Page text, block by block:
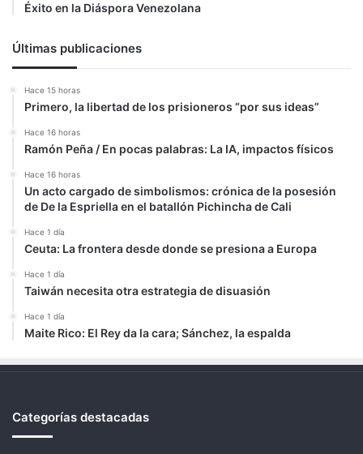
Éxito en la Diáspora Venezolana
Últimas publicaciones
Hace 15 horas
Primero, la libertad de los prisioneros “por sus ideas”
Hace 16 horas
Ramón Peña / En pocas palabras: La IA, impactos físicos
Hace 16 horas
Un acto cargado de simbolismos: crónica de la posesión
de De la Espriella en el batallón Pichincha de Cali
Hace 1 día
Ceuta: La frontera desde donde se presiona a Europa
Hace 1 día
Taiwán necesita otra estrategia de disuasión
Hace 1 día
Maite Rico: El Rey da la cara; Sánchez, la espalda
Categorías destacadas